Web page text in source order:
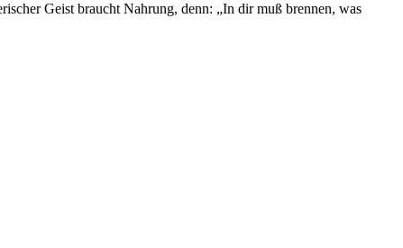
Geist braucht Nahrung, denn: „In dir muß brennen, was